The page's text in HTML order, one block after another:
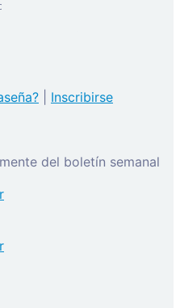
Inscribirse
del boletín semanal